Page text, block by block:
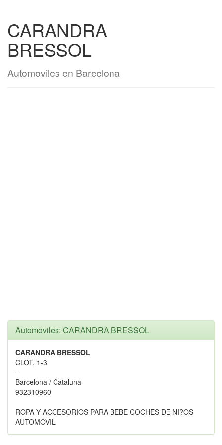
CARANDRA
BRESSOL
Automoviles en Barcelona
Automoviles: CARANDRA BRESSOL
CARANDRA BRESSOL
CLOT, 1-3
-
Barcelona / Cataluna
932310960
ROPA Y ACCESORIOS PARA BEBE COCHES DE NI?OS
AUTOMOVIL